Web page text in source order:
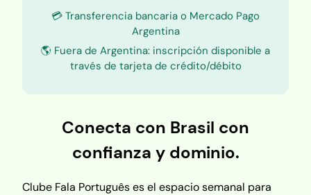
💳 Transferencia bancaria o Mercado Pago
Argentina
🌎 Fuera de Argentina: inscripción disponible a
través de tarjeta de crédito/débito
Conecta con Brasil con
confianza y dominio.
Clube Fala Português es el espacio semanal para